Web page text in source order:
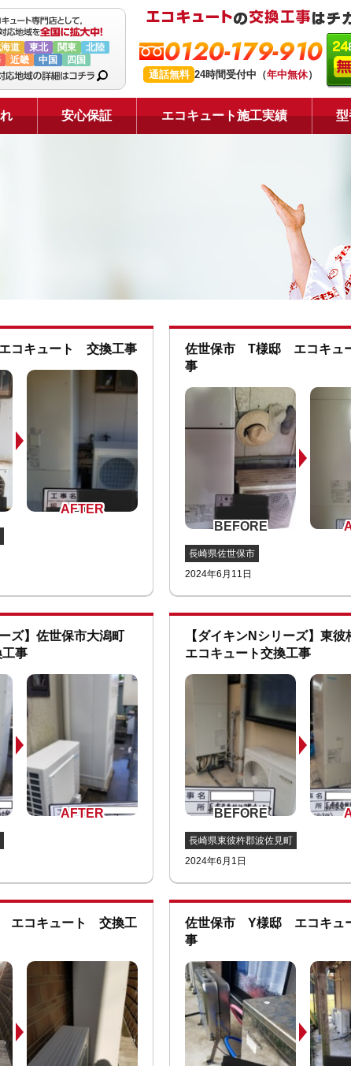
道 東北 関東
北陸
近畿 中国 四国 0120-179-910
通話無料 24時間受付中（年中無休）
安心保証 エコキュート施工実績
コキュート 交換工事
佐世保市 T様邸 エコキュ
事
長崎県佐世保市
2024年6月11日
ズ】佐世保市大潟町
工事
【ダイキンNシリーズ】東
エコキュート交換工事
長崎県東彼杵郡波佐見町
2024年6月1日
エコキュート 交換工
佐世保市 Y様邸 エコキュ
事